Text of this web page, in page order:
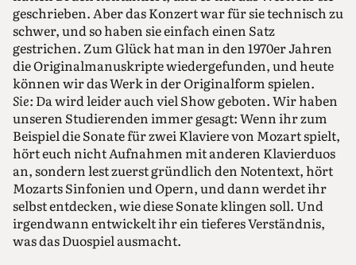
geschrieben. Aber das Konzert war für sie technisch zu
schwer, und so haben sie einfach einen Satz
gestrichen. Zum Glück hat man in den 1970er Jahren
die Originalmanuskripte wiedergefunden, und heute
können wir das Werk in der Originalform spielen.
Sie: Da wird leider auch viel Show geboten. Wir haben
unseren Studierenden immer gesagt: Wenn ihr zum
Beispiel die Sonate für zwei Klaviere von Mozart spielt,
hört euch nicht Aufnahmen mit anderen Klavierduos
an, sondern lest zuerst gründlich den Notentext, hört
Mozarts Sinfonien und Opern, und dann werdet ihr
selbst entdecken, wie diese Sonate klingen soll. Und
irgendwann entwickelt ihr ein tieferes Verständnis,
was das Duospiel ausmacht.